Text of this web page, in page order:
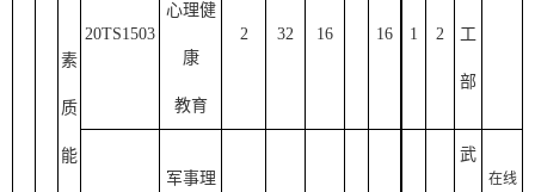
素
质
能
20TS1503
心理健
康
教育
2 32 16 16 1 2 工
部
军事理
武
在线